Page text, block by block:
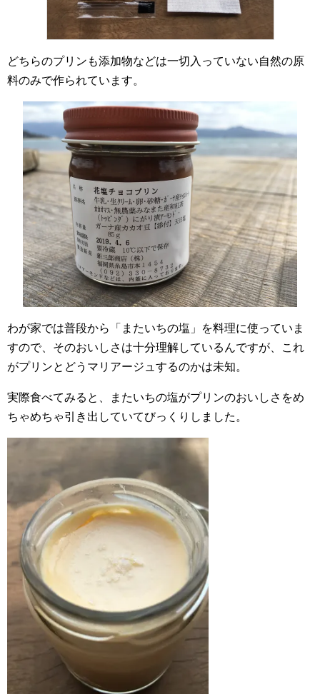
どちらのプリンも添加物などは一切入っていない自然の原
料のみで作られています。
わが家では普段から「またいちの塩」を料理に使っていま
すので、そのおいしさは十分理解しているんですが、これ
がプリンとどうマリアージュするのかは未知。
実際食べてみると、またいちの塩がプリンのおいしさをめ
ちゃめちゃ引き出していてびっくりしました。